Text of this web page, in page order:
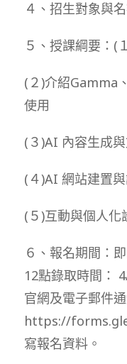
４、招生對象與
５、授課綱要：(
(２)介紹Gamma
使用
(３)AI 內容生成
(４)AI 網站建置
(５)互動與個人化
６、報名期間：
12點錄取時間：
官網及電子郵件
https://
寫報名資料。